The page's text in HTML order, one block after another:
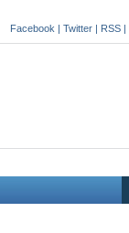
Facebook | Twitter | RSS |